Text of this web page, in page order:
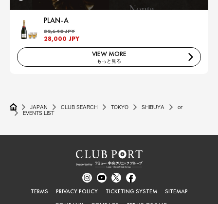
PLAN-A
32,640 JPY
28,000 JPY
VIEW MORE
もっと見る
JAPAN CLUB SEARCH TOKYO SHIBUYA
or
EVENTS LIST
TERMS PRIVACY POLICY TICKETING SYSTEM
SITEMAP